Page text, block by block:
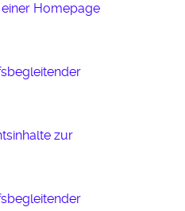
Homepage
zur